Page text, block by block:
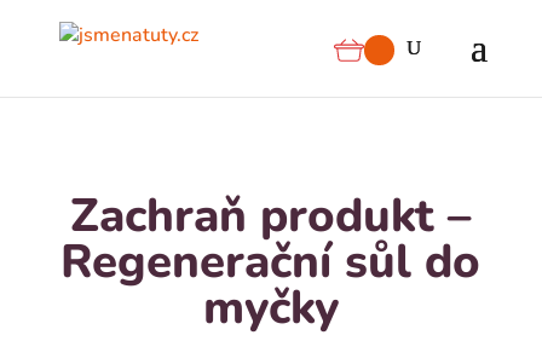
Zachraň produkt –
Regenerační sůl do
myčky